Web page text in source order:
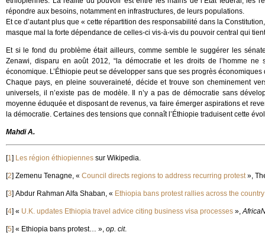
répondre aux besoins, notamment en infrastructures, de leurs populations.
Et ce d’autant plus que « cette répartition des responsabilité dans la
masque mal la forte dépendance de celles-ci vis-à-vis du pouvoir central qui
Et si le fond du problème était ailleurs, comme semble le suggérer les
Zenawi, disparu en août 2012, “la démocratie et les droits de l’homme
économique. L’Éthiopie peut se développer sans que ses progrès économiques
Chaque pays, en pleine souveraineté, décide et trouve son cheminement
universels, il n’existe pas de modèle. Il n’y a pas de démocratie sans
moyenne éduquée et disposant de revenus, va faire émerger aspirations et
la démocratie. Certaines des tensions que connaît l’Éthiopie traduisent cette
Mahdi A.
[1] Les région éthiopiennes sur Wikipedia.
[2] Zemenu Tenagne, « Council directs regions to address recurring protest»,
[3] Abdur Rahman Alfa Shaban, « Ethiopia bans protest rallies across the
[4] « U.K. updates Ethiopia travel advice citing business visa processes »,
[5] « Ethiopia bans protest… », op. cit.